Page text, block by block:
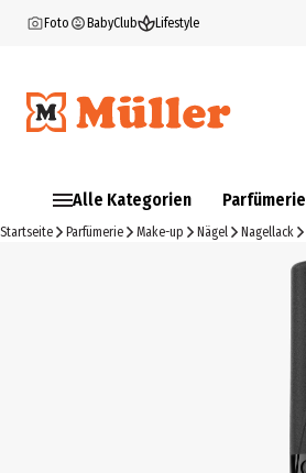
Foto BabyClub Lifestyle
Alle Kategorien Parfümerie
Startseite Parfümerie Make-up Nägel Nagellack